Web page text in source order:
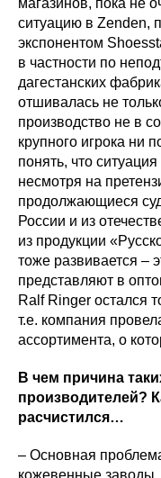
магазинов, пока не
ситуацию в Zenden,
экспонентом
в частности по
дагестанских
отшивалась не
производство не в
крупного игрока ни
понять, что
несмотря на
продолжающиеся
России и из
из продукции
тоже развивается –
представляют в
Ralf Ringer остался
т.е. компания
ассортимента, о
В чем причина
производителей?
расчистился…
– Основная